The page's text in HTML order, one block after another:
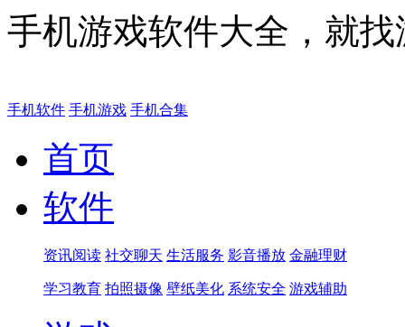
手机游戏软件大全，就
手机软件 手机游戏 手机合集
首页
软件
资讯阅读 社交聊天 生活服务 影音播放 金融理财
学习教育 拍照摄像 壁纸美化 系统安全 游戏辅助